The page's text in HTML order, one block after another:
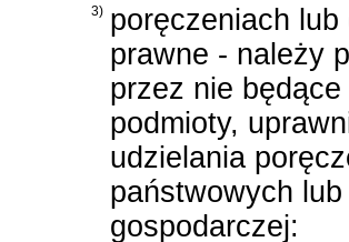
3) poręczeniach
prawne - należy
przez nie
podmioty,
udzielania
państwowych
gospodarczej: